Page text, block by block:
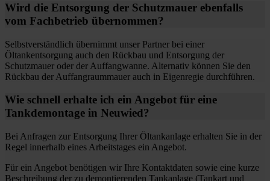
Wird die Entsorgung der Schutzmauer ebenfalls
vom Fachbetrieb übernommen?
Selbstverständlich übernimmt unser Partner bei einer
Öltankentsorgung auch den Rückbau und Entsorgung der
Schutzmauer oder der Auffangwanne. Alternativ können Sie den
Rückbau der Auffangraummauer auch in Eigenregie durchführen.
Wie schnell erhalte ich ein Angebot für eine
Tankdemontage in Neuwied?
Bei Anfragen zur Entsorgung Ihrer Öltankanlage erhalten Sie in der
Regel innerhalb eines Arbeitstages ein Angebot.
Für ein Angebot benötigen wir Ihre Kontaktdaten sowie eine kurze
Beschreibung der zu demontierenden Tankanlage (Tankart und